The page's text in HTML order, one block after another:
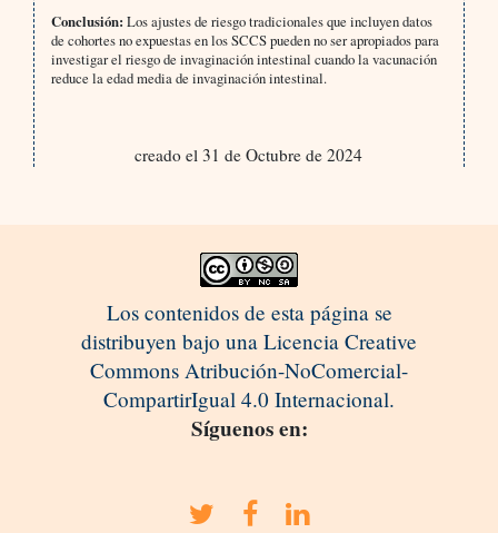
Conclusión: Los ajustes de riesgo tradicionales que incluyen datos
de cohortes no expuestas en los SCCS pueden no ser apropiados para
investigar el riesgo de invaginación intestinal cuando la vacunación
reduce la edad media de invaginación intestinal.
creado el 31 de Octubre de 2024
Los contenidos de esta página se
distribuyen bajo una Licencia Creative
Commons Atribución-NoComercial-
CompartirIgual 4.0 Internacional.
Síguenos en: